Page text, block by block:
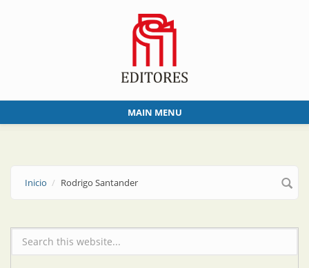
MAIN MENU
Inicio Rodrigo Santander
Formulario de búsqueda